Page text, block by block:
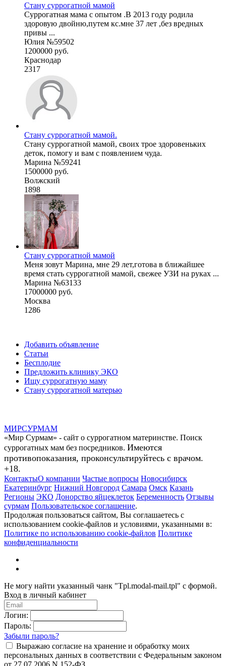
Стану суррогатной мамой
Суррогатная мама с опытом .В 2013 году родила
здоровую двойню,путем кс.мне 37 лет ,без вредных
привы ...
Юлия №59502
1200000 руб.
Краснодар
2317
Стану суррогатной мамой.
Стану суррогатной мамой, своих трое здоровеньких
деток, помогу и вам с появлением чуда.
Марина №59241
1500000 руб.
Волжский
1898
Стану суррогатной мамой
Меня зовут Марина, мне 29 лет,готова в ближайшее
время стать суррогатной мамой, свежее УЗИ на руках ...
Марина №63133
17000000 руб.
Москва
1286
Добавить объявление
Статьи
Бесплодие
Предложить клинику ЭКО
Ищу суррогатную маму
Стану суррогатной матерью
МИРСУРМАМ
«Мир Сурмам» - сайт о суррогатном материнстве. Поиск
суррогатных мам без посредников. Имеются
противопоказания, проконсультируйтесь с врачом.
+18.
КонтактыО компании Частые вопросы Новосибирск
Екатеринбург Нижний Новгород Самара Омск Казань
Регионы ЭКО Донорство яйцеклеток Беременность Отзывы
сурмам Пользовательское соглашение.
Продолжая пользоваться сайтом, Вы соглашаетесь с
использованием cookie-файлов и условиями, указанными в:
Политике по использованию cookie-файлов Политике
конфиденциальности
Не могу найти указанный чанк "Tpl.modal-mail.tpl" с формой.
Вход в личный кабинет
Логин:
Пароль:
Забыли пароль?
Выражаю согласие на хранение и обработку моих
персональных данных в соответствии с Федеральным законом
от 27.07.2006 N 152-ФЗ